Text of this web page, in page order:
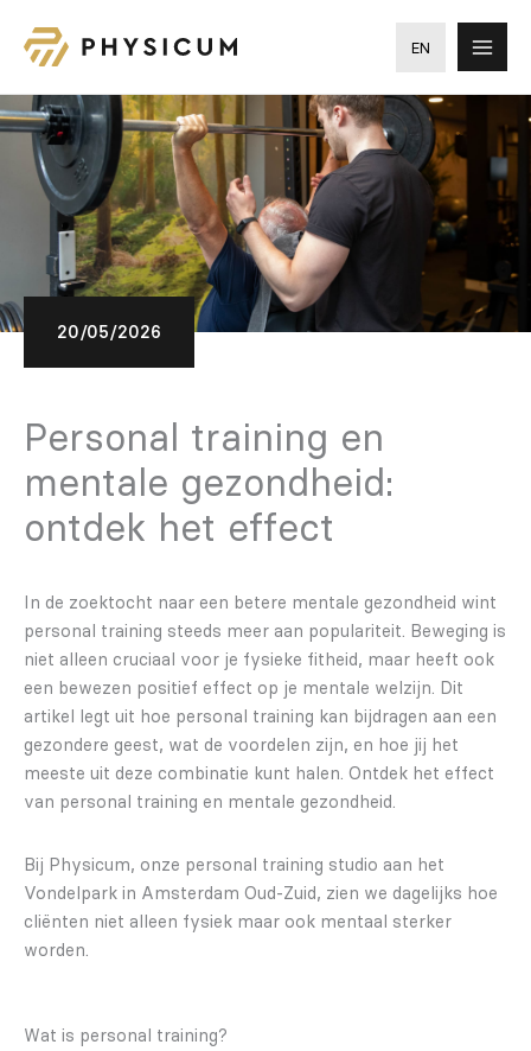
naar
inhoud
EN
20/05/2026
Personal training en
mentale gezondheid:
ontdek het effect
In de zoektocht naar een betere mentale gezondheid wint
personal training steeds meer aan populariteit. Beweging is
niet alleen cruciaal voor je fysieke fitheid, maar heeft ook
een bewezen positief effect op je mentale welzijn. Dit
artikel legt uit hoe personal training kan bijdragen aan een
gezondere geest, wat de voordelen zijn, en hoe jij het
meeste uit deze combinatie kunt halen. Ontdek het effect
van personal training en mentale gezondheid.
Bij Physicum, onze personal training studio aan het
Vondelpark in Amsterdam Oud-Zuid, zien we dagelijks hoe
cliënten niet alleen fysiek maar ook mentaal sterker
worden.
Wat is personal training?